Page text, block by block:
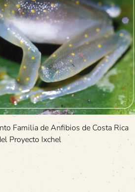
Familia de Anfibios de Costa Rica
Proyecto Ixchel